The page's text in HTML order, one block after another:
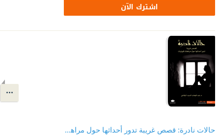
اشترك الآن
حالات نادرة: قصص غريبة تدور أحداثها حول مراهقات كويتيات